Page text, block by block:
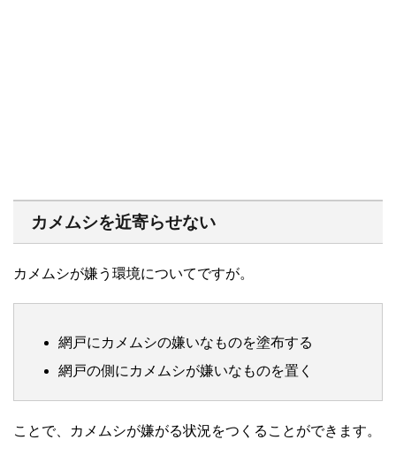
カメムシを近寄らせない
カメムシが嫌う環境についてですが。
網戸にカメムシの嫌いなものを塗布する
網戸の側にカメムシが嫌いなものを置く
ことで、カメムシが嫌がる状況をつくることができます。